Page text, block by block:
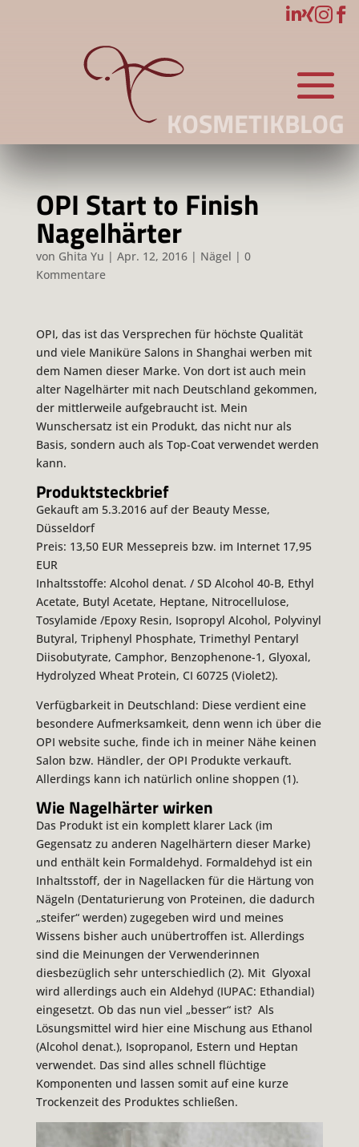
KOSMETIKBLOG




OPI Start to Finish
Nagelhärter
von Ghita Yu | Apr. 12, 2016| Nägel | 0
Kommentare
OPI, das ist das Versprechen für höchste Qualität
und viele Maniküre Salons in Shanghai werben mit
dem Namen dieser Marke. Von dort ist auch mein
alter Nagelhärter mit nach Deutschland gekommen,
der mittlerweile aufgebraucht ist. Mein
Wunschersatz ist ein Produkt, das nicht nur als
Basis, sondern auch als Top-Coat verwendet werden
kann.
Produktsteckbrief
Gekauft am 5.3.2016 auf der Beauty Messe,
Düsseldorf
Preis: 13,50 EUR Messepreis bzw. im Internet 17,95
EUR
Inhaltsstoffe: Alcohol denat. / SD Alcohol 40-B, Ethyl
Acetate, Butyl Acetate, Heptane, Nitrocellulose,
Tosylamide /Epoxy Resin, Isopropyl Alcohol, Polyvinyl
Butyral, Triphenyl Phosphate, Trimethyl Pentaryl
Diisobutyrate, Camphor, Benzophenone-1, Glyoxal,
Hydrolyzed Wheat Protein, CI 60725 (Violet2).
Verfügbarkeit in Deutschland: Diese verdient eine
besondere Aufmerksamkeit, denn wenn ich über die
OPI website suche, finde ich in meiner Nähe keinen
Salon bzw. Händler, der OPI Produkte verkauft.
Allerdings kann ich natürlich online shoppen (1).
Wie Nagelhärter wirken
Das Produkt ist ein komplett klarer Lack (im
Gegensatz zu anderen Nagelhärtern dieser Marke)
und enthält kein Formaldehyd. Formaldehyd ist ein
Inhaltsstoff, der in Nagellacken für die Härtung von
Nägeln (Dentaturierung von Proteinen, die dadurch
„steifer“ werden) zugegeben wird und meines
Wissens bisher auch unübertroffen ist. Allerdings
sind die Meinungen der Verwenderinnen
diesbezüglich sehr unterschiedlich (2). Mit Glyoxal
wird allerdings auch ein Aldehyd (IUPAC: Ethandial)
eingesetzt. Ob das nun viel „besser“ ist? Als
Lösungsmittel wird hier eine Mischung aus Ethanol
(Alcohol denat.), Isopropanol, Estern und Heptan
verwendet. Das sind alles schnell flüchtige
Komponenten und lassen somit auf eine kurze
Trockenzeit des Produktes schließen.